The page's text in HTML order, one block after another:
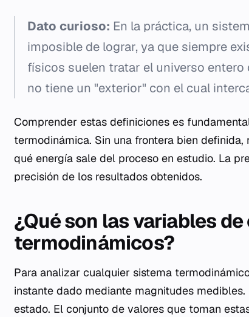
Dato curioso: En la práctica, un
imposible de lograr, ya que siempre
físicos suelen tratar el universo
no tiene un "exterior" con el cual
Comprender estas definiciones es
termodinámica. Sin una frontera bien
qué energía sale del proceso en estudio. La
precisión de los resultados obtenidos.
¿Qué son las variables
termodinámicos?
Para analizar cualquier sistema
instante dado mediante magnitudes
estado. El conjunto de valores que toman